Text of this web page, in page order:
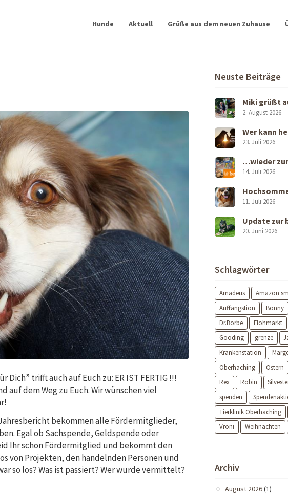
Hunde Aktuell Grüße aus dem neuen Zuhause
trifft auch auf Euch zu: ER IST FERTIG !!!
auf dem Weg zu Euch. Wir wünschen viel
bekommen alle Fördermitglieder,
Egal ob Sachspende, Geldspende oder
Ihr schon Fördermitglied und bekommt den
von Projekten, den handelnden Personen und
so los? Was ist passiert? Wer wurde vermittelt?
Neuste Beiträge
Miki grüßt
2. August 2026
Wer kann
23. Juli 2026
…wieder
14. Juli 2026
11. Juli 2026
Update zur
20. Juni 2026
Schlagwörter
Amadeus Amazon
Auffangstion
Bonny
Dr.Borbe
Flohmarkt
Gooding
grenze
Krankenstation
Oberhaching
Ostern
Rex
Robin
spenden
Tierklinik Oberhaching
Vroni
Weihnachten
Archiv
August 2026(1)